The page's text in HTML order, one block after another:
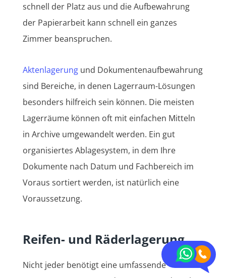
schnell der Platz aus und die Aufbewahrung
der Papierarbeit kann schnell ein ganzes
Zimmer beanspruchen.
Aktenlagerung und Dokumentenaufbewahrung
sind Bereiche, in denen Lagerraum-Lösungen
besonders hilfreich sein können. Die meisten
Lagerräume können oft mit einfachen Mitteln
in Archive umgewandelt werden. Ein gut
organisiertes Ablagesystem, in dem Ihre
Dokumente nach Datum und Fachbereich im
Voraus sortiert werden, ist natürlich eine
Voraussetzung.
Reifen- und Räderlagerung
Nicht jeder benötigt eine umfassende